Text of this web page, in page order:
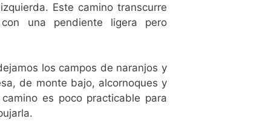
Este camino transcurre
una pendiente ligera pero
los campos de naranjos y
de monte bajo, alcornoques y
es poco practicable para